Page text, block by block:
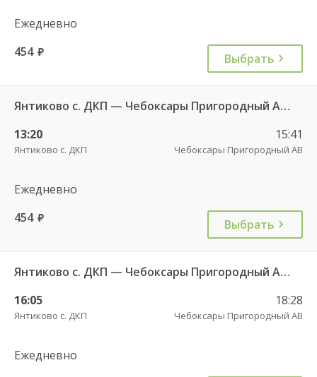
Ежедневно
454 руб. Выбрать
Янтиково с. ДКП — Чебоксары Пригородный АВ ч/з Урмары п. ДКП 556
13:20
Янтиково с. ДКП
15:41
Чебоксары Пригородный АВ
Ежедневно
454 руб. Выбрать
Янтиково с. ДКП — Чебоксары Пригородный АВ ч/з Урмары п. ДКП 556
16:05
Янтиково с. ДКП
18:28
Чебоксары Пригородный АВ
Ежедневно